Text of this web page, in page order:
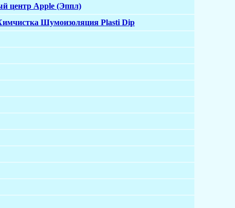
центр Apple (Эппл)
Шумоизоляция Plasti Dip